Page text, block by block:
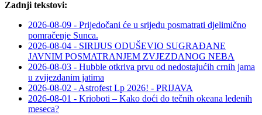
Zadnji tekstovi:
2026-08-09 - Prijedočani će u srijedu posmatrati djelimično
pomračenje Sunca.
2026-08-04 - SIRIJUS ODUŠEVIO SUGRAĐANE
JAVNIM POSMATRANJEM ZVJEZDANOG NEBA
2026-08-03 - Hubble otkriva prvu od nedostajućih crnih jama
u zvijezdanim jatima
2026-08-02 - Astrofest Lp 2026! - PRIJAVA
2026-08-01 - Krioboti – Kako doći do tečnih okeana ledenih
meseca?